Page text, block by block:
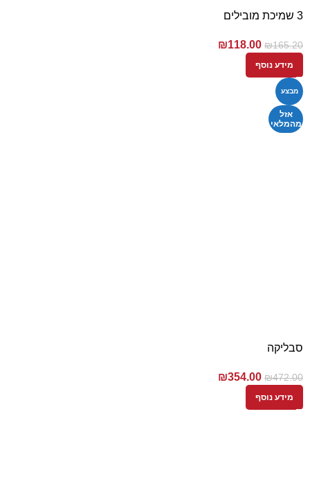
3 שמיכת מובילים
₪165.20
₪118.00
מידע נוסף
מבצע
אזל
מהמלאי
סבליקה
₪472.00
₪354.00
מידע נוסף